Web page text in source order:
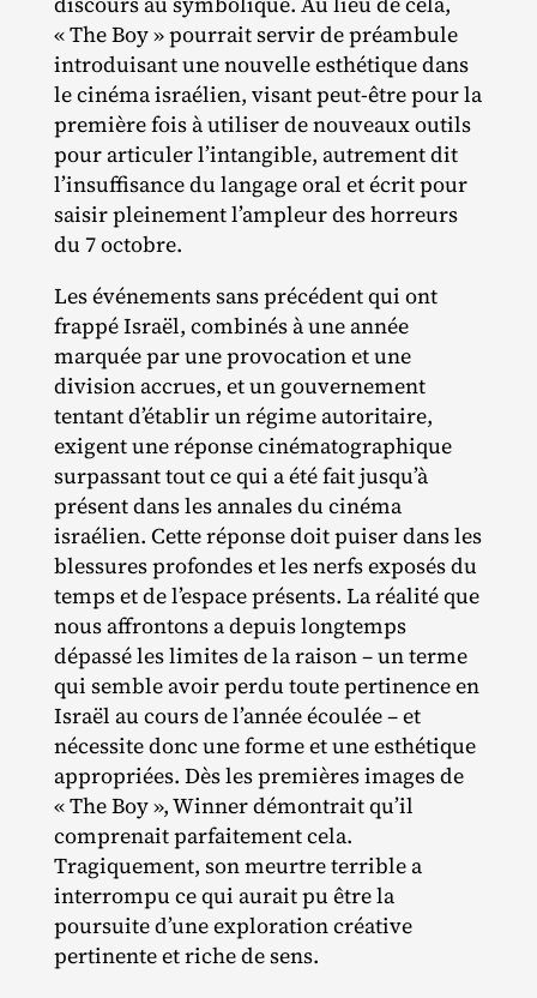
« The Boy » pourrait servir de préambule
introduisant une nouvelle esthétique dans
le cinéma israélien, visant peut‐​être pour la
première fois à utiliser de nouveaux outils
pour articuler l’intangible, autrement dit
l’insuffisance du langage oral et écrit pour
saisir pleinement l’ampleur des horreurs
du 7 octobre.
Les événements sans précédent qui ont
frappé Israël, combinés à une année
marquée par une provocation et une
division accrues, et un gouvernement
tentant d’établir un régime autoritaire,
exigent une réponse cinématographique
surpassant tout ce qui a été fait jusqu’à
présent dans les annales du cinéma
israélien. Cette réponse doit puiser dans les
blessures profondes et les nerfs exposés du
temps et de l’espace présents. La réalité que
nous affrontons a depuis longtemps
dépassé les limites de la raison – un terme
qui semble avoir perdu toute pertinence en
Israël au cours de l’année écoulée – et
nécessite donc une forme et une esthétique
appropriées. Dès les premières images de
« The Boy », Winner démontrait qu’il
comprenait parfaitement cela.
Tragiquement, son meurtre terrible a
interrompu ce qui aurait pu être la
poursuite d’une exploration créative
pertinente et riche de sens.